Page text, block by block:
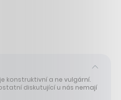
konstruktivní a ne vulgární.
diskutující u nás nemají